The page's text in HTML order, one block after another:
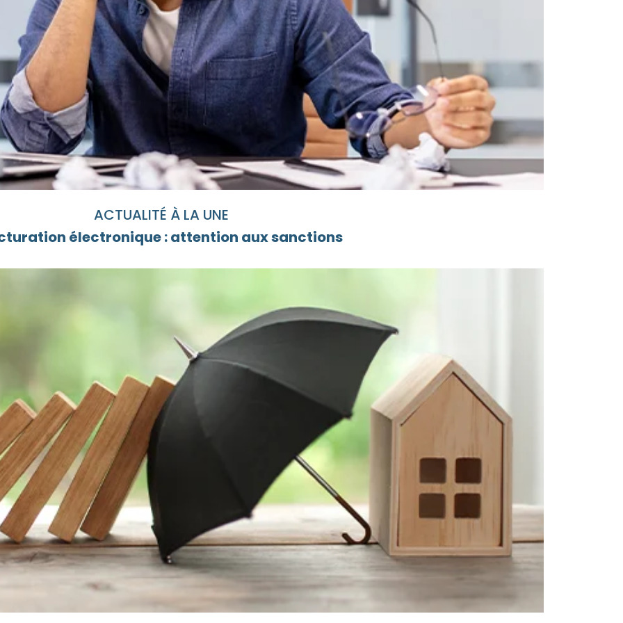
ACTUALITÉ À LA UNE
électronique : attention aux sanctions